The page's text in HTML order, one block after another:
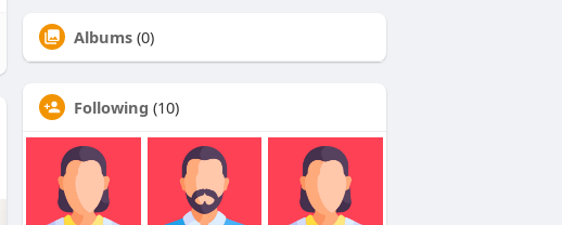
Albums (0)
Following (10)